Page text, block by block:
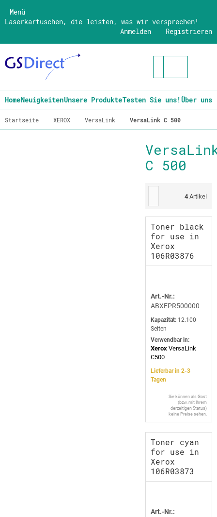
Menü
Laserkartuschen, die leisten, was wir versprechen!
Registrieren
Anmelden
HomeNeuigkeitenUnsere ProdukteTesten Sie uns!Über uns
Startseite XEROX VersaLink VersaLink C 500
C 500
4 Artikel
Toner black
for use in
Xerox
106R03876
Art.-Nr.:
ABXEPR500000
Kapazität: 12.100
Seiten
Verwendbar in:
Xerox VersaLink
C500
Lieferbar in 2-3
Tagen
Sie können als Gast
(bzw. mit Ihrem
derzeitigen Status)
keine Preise sehen.
Toner cyan
for use in
Xerox
106R03873
Art.-Nr.: